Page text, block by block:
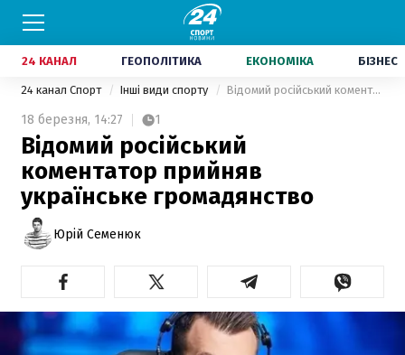
24 КАНАЛ ГЕОПОЛІТИКА ЕКОНОМІКА БІЗНЕС
24 канал Спорт Інші види спорту Відомий російський коментатор прийняв українське громадянство
18 березня, 14:27 1
Відомий російський
коментатор прийняв
українське громадянство
Юрій Семенюк